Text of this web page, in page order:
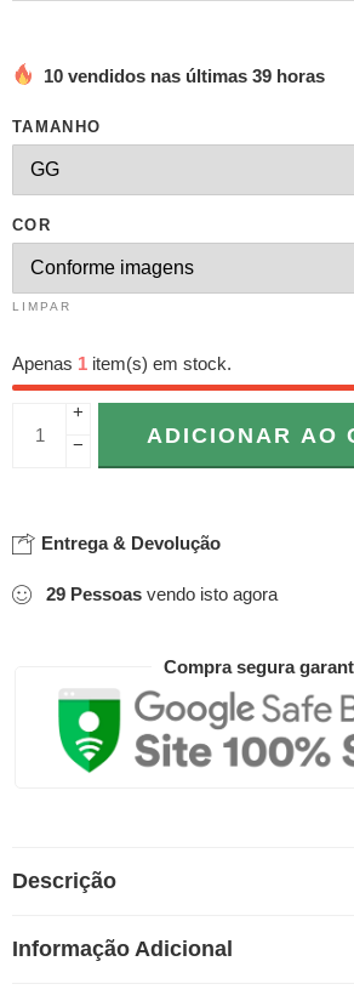
10 vendidos nas últimas 39 horas
TAMANHO
COR
LIMPAR
Apenas 1 item(s) em stock.
+
−
ADICIONAR AO
Entrega & Devolução
29 Pessoas vendo isto agora
Compra segura
Descrição
Informação Adicional